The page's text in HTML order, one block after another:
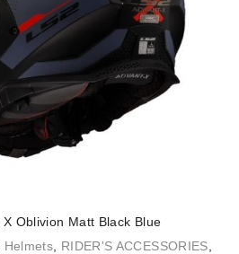
Oblivion Matt Black Blue
Helmets RIDER'S ACCESSORIES